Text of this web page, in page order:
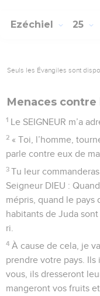
Ezéchiel 25
Seuls les Évangiles sont
Menaces
1 Le SEIGNEUR m’a
2 « Toi, l’homme,
parle contre eux de ma
3 Tu leur
Seigneur DIEU :
mépris, quand le pays
habitants de Juda
ri.
4 À cause de cela, je
prendre votre pays.
vous, ils dresseront
mangeront vos fruits